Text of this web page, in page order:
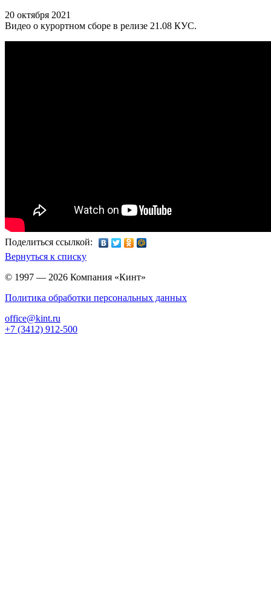
20 октября 2021
Видео о курортном сборе в релизе 21.08 КУС.
Поделиться ссылкой:
Вернуться к списку
© 1997 — 2026 Компания «Кинт»
Политика обработки персональных данных
office@kint.ru
+7 (3412) 912-500